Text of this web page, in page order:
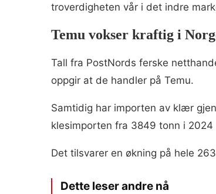
troverdigheten vår i det indre
Temu vokser kraftig i
Tall fra PostNords ferske
oppgir at de handler på Temu.
Samtidig har importen av klær
klesimporten fra 3849 tonn i
Det tilsvarer en økning på hele